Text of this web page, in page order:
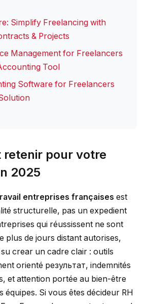
Simplify Freelancing with
& Projects
Management for Freelancers
Tool
Software for Freelancers
retenir pour votre
2025
entreprises françaises est
structurelle, pas un expedient
qui réussissent ne sont
plus de jours distant autorises,
crear un cadre clair : outils
orienté результат, indemnités
et attention portée au bien-être
équipes. Si vous êtes décideur RH